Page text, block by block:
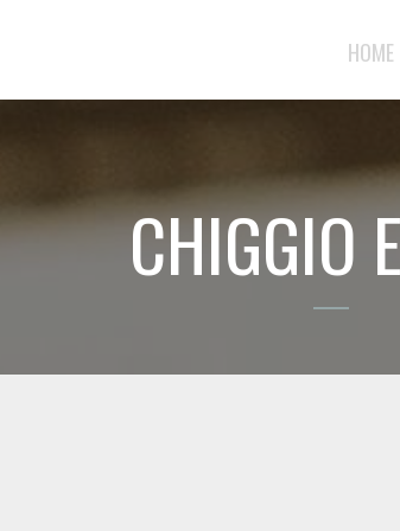
HOME
CHIGGIO